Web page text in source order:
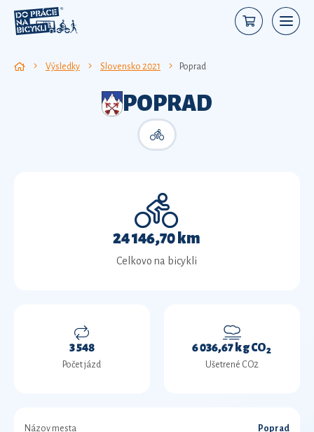
Výsledky Slovensko 2021 Poprad
POPRAD
24 146,70 km
Celkovo na bicykli
3 548
Počet jázd
6 036,67 kg CO2
Ušetrené CO2
Názov mesta Poprad